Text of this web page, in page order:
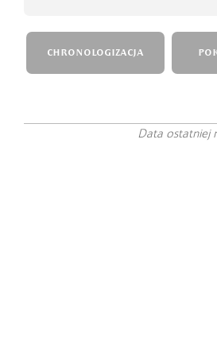
CHRONOLOGIZACJA
Data ostatniej